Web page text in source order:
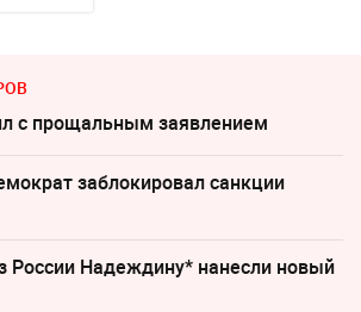
с прощальным заявлением
заблокировал санкции
России Надеждину* нанесли новый